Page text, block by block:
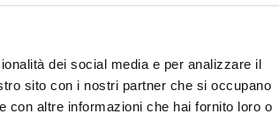
dei social media e per analizzare il
sito con i nostri partner che si occupano
con altre informazioni che hai fornito loro o